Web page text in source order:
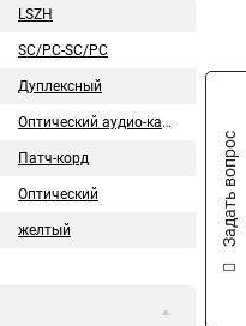
LSZH
SC/PC-SC/PC
Дуплексный
Оптический аудио-кабель
Патч-корд
Оптический
желтый Задать вопрос